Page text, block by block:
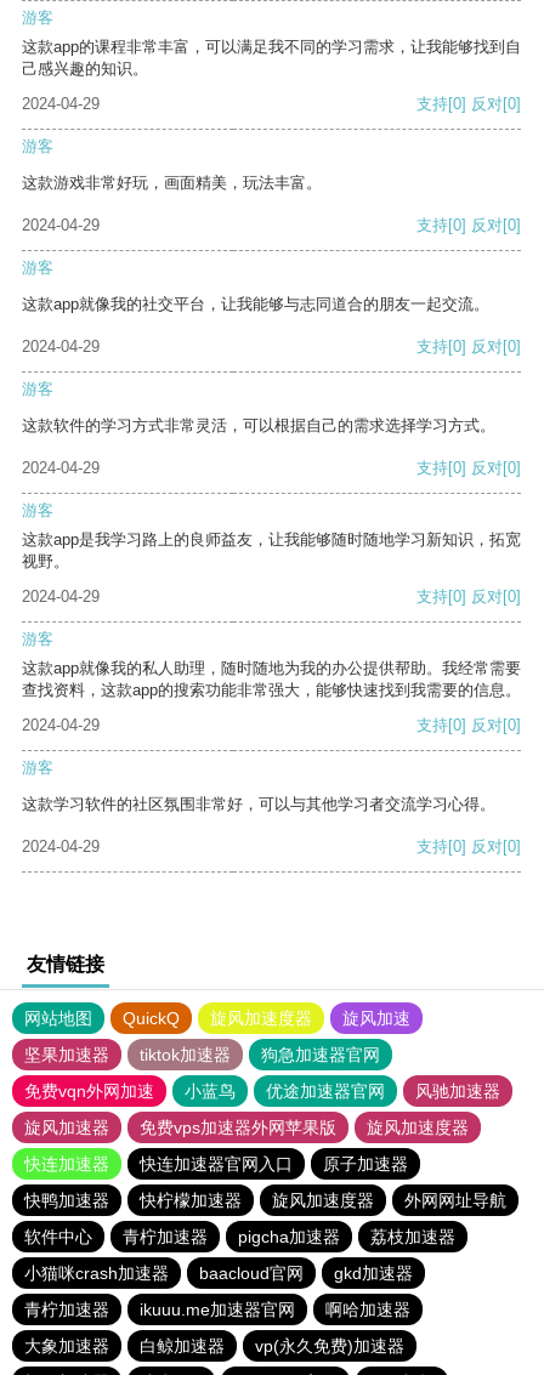
游客
这款app的课程非常丰富，可以满足我不同的学习需求，让我能够找到自
己感兴趣的知识。
2024-04-29
支持[0] 反对[0]
游客
这款游戏非常好玩，画面精美，玩法丰富。
2024-04-29 支持[0] 反对[0]
游客
这款app就像我的社交平台，让我能够与志同道合的朋友一起交流。
2024-04-29 支持[0] 反对[0]
游客
这款软件的学习方式非常灵活，可以根据自己的需求选择学习方式。
2024-04-29 支持[0] 反对[0]
游客
这款app是我学习路上的良师益友，让我能够随时随地学习新知识，拓宽
视野。
2024-04-29
支持[0] 反对[0]
游客
这款app就像我的私人助理，随时随地为我的办公提供帮助。我经常需要
查找资料，这款app的搜索功能非常强大，能够快速找到我需要的信息。
2024-04-29
支持[0] 反对[0]
游客
这款学习软件的社区氛围非常好，可以与其他学习者交流学习心得。
2024-04-29 支持[0] 反对[0]
友情链接
网站地图 QuickQ 旋风加速度器
旋风加速
坚果加速器
tiktok加速器
狗急加速器官网
免费vqn外网加速
小蓝鸟 优途加速器官网
风驰加速器
旋风加速器
免费vps加速器外网苹果版
旋风加速度器
快连加速器
快连加速器官网入口
原子加速器
快鸭加速器
快柠檬加速器 旋风加速度器
外网网址导航
软件中心
青柠加速器 pigcha加速器
荔枝加速器
小猫咪crash加速器
baacloud官网
gkd加速器
青柠加速器
ikuuu.me加速器官网
啊哈加速器
大象加速器
白鲸加速器
vp(永久免费)加速器